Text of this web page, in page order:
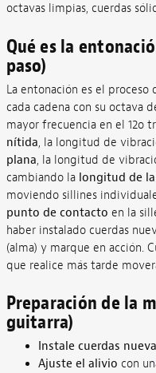
octavas limpias, cuerdas
Qué es la
paso)
La entonación es el
cada cadena con su octava
mayor frecuencia en el 12o
nítida, la longitud de
plana, la longitud de
cambiando la longitud de
moviendo sillines
punto de contacto en la
haber instalado cuerdas
(alma) y marque en acción.
que realice más tarde
Preparación de la
guitarra)
Instale cuerdas
Ajuste el alivio con